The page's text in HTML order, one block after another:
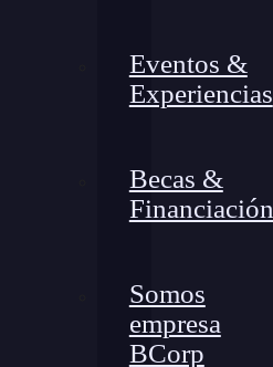
Eventos &
Experiencias
Becas &
Financiación
Somos
empresa
BCorp